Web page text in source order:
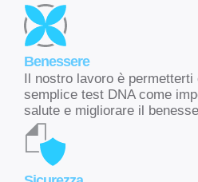
Benessere
Il nostro lavoro è
semplice test DNA come
salute e migliorare il